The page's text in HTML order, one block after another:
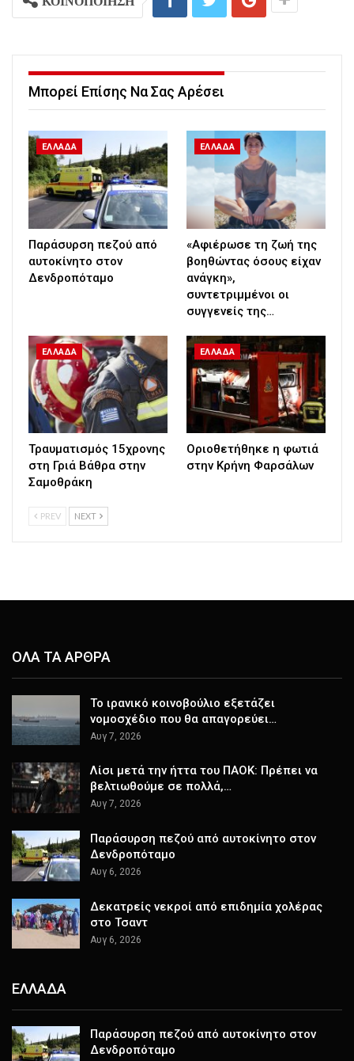
Μπορεί Επίσης Να Σας Αρέσει
ΕΛΛΑΔΑ
Παράσυρση πεζού από
αυτοκίνητο στον
Δενδροπόταμο
ΕΛΛΑΔΑ
«Αφιέρωσε τη ζωή της
βοηθώντας όσους είχαν
ανάγκη»,
συντετριμμένοι οι
συγγενείς της…
ΕΛΛΑΔΑ
Τραυματισμός 15χρονης
στη Γριά Βάθρα στην
Σαμοθράκη
ΕΛΛΑΔΑ
Οριοθετήθηκε η φωτιά
στην Κρήνη Φαρσάλων
PREV NEXT
ΟΛΑ ΤΑ ΑΡΘΡΑ
Το ιρανικό κοινοβούλιο εξετάζει
νομοσχέδιο που θα απαγορεύει…
Αυγ 7, 2026
Λίσι μετά την ήττα του ΠΑΟΚ: Πρέπει να
βελτιωθούμε σε πολλά,…
Αυγ 7, 2026
Παράσυρση πεζού από αυτοκίνητο στον
Δενδροπόταμο
Αυγ 6, 2026
Δεκατρείς νεκροί από επιδημία χολέρας
στο Τσαντ
Αυγ 6, 2026
ΕΛΛΑΔΑ
Παράσυρση πεζού από αυτοκίνητο στον
Δενδροπόταμο